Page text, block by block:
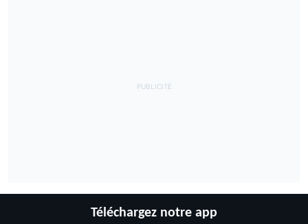
Téléchargez notre app